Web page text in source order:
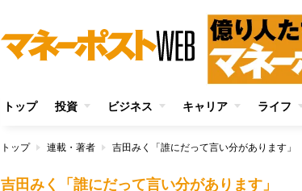
トップ 投資 ビジネス キャリア ライフ
トップ 連載・著者 吉田みく「誰にだって言い分があります」
吉田みく「誰にだって言い分があります」